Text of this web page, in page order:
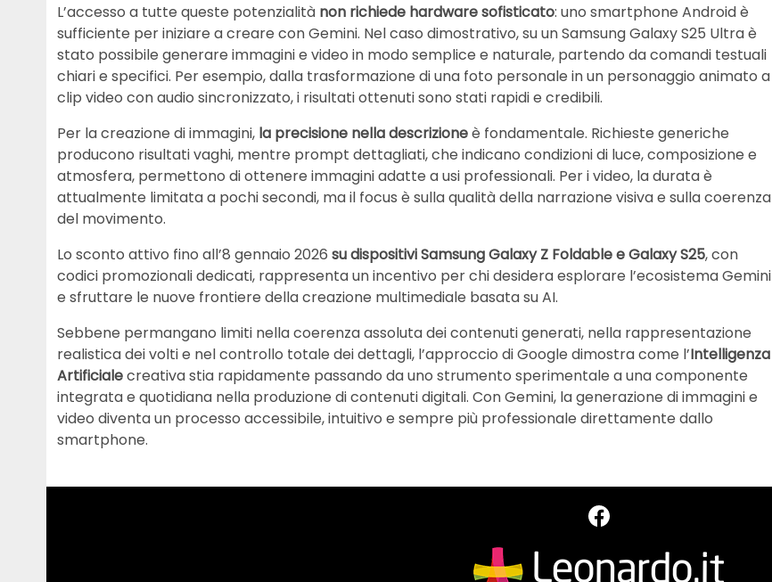
L’accesso a tutte queste potenzialità non richiede hardware sofisticato: uno smartphone Android è
sufficiente per iniziare a creare con Gemini. Nel caso dimostrativo, su un Samsung Galaxy S25 Ultra è
stato possibile generare immagini e video in modo semplice e naturale, partendo da comandi testuali
chiari e specifici. Per esempio, dalla trasformazione di una foto personale in un personaggio animato a
clip video con audio sincronizzato, i risultati ottenuti sono stati rapidi e credibili.
Per la creazione di immagini, la precisione nella descrizioneè fondamentale. Richieste generiche
producono risultati vaghi, mentre prompt dettagliati, che indicano condizioni di luce, composizione e
atmosfera, permettono di ottenere immagini adatte a usi professionali. Per i video, la durata è
attualmente limitata a pochi secondi, ma il focus è sulla qualità della narrazione visiva e sulla coerenza
del movimento.
Lo sconto attivo fino all’8 gennaio 2026 su dispositivi Samsung Galaxy Z Foldable e Galaxy S25, con
codici promozionali dedicati, rappresenta un incentivo per chi desidera esplorare l’ecosistema Gemini
e sfruttare le nuove frontiere della creazione multimediale basata su AI.
Sebbene permangano limiti nella coerenza assoluta dei contenuti generati, nella rappresentazione
realistica dei volti e nel controllo totale dei dettagli, l’approccio di Google dimostra come l’Intelligenza
Artificialecreativa stia rapidamente passando da uno strumento sperimentale a una componente
integrata e quotidiana nella produzione di contenuti digitali. Con Gemini, la generazione di immagini e
video diventa un processo accessibile, intuitivo e sempre più professionale direttamente dallo
smartphone.